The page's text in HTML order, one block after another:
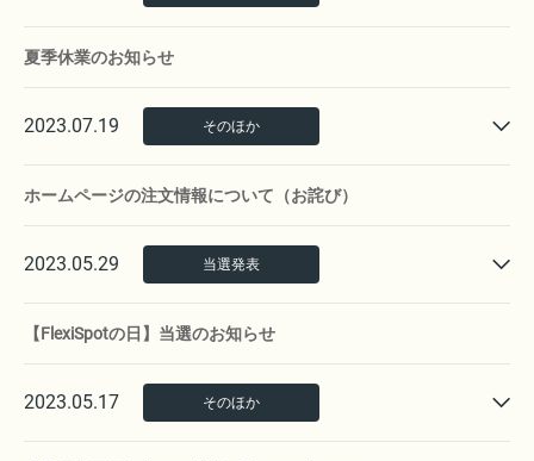
夏季休業のお知らせ
2023.07.19 そのほか
ホームページの注文情報について（お詫び）
2023.05.29 当選発表
【FlexiSpotの日】当選のお知らせ
2023.05.17 そのほか